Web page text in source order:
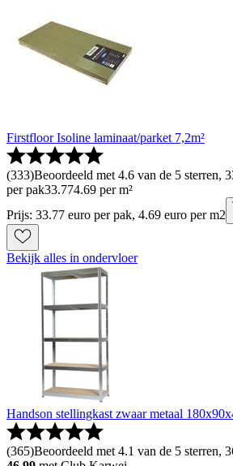
Firstfloor Isoline laminaat/parket 7,2m²
(333)Beoordeeld met 4.6 van de 5 sterren,
per pak33.774.69 per m²
Prijs: 33.77 euro per pak, 4.69 euro per m2
Bekijk alles in ondervloer
Handson stellingkast zwaar metaal
(365)Beoordeeld met 4.1 van de 5 sterren,